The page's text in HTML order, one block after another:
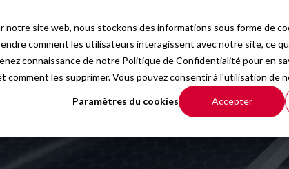
notre site web, nous stockons des informations sous forme de
comment les utilisateurs interagissent avec notre site, ce
connaissance de notre Politique de Confidentialitépour en
les supprimer. Vous pouvez consentir à l'utilisation de
Paramètres du cookies Accepter
Formations Organisation